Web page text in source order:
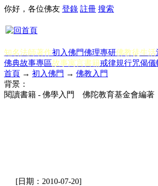
你好，各位佛友 登錄 註冊 搜索
知名法師著作初入佛門佛理專研佛教徒生活
佛典故事專區故事寓言書籍戒律規行咒偈儀
首頁 → 初入佛門 → 佛教入門
背景：
閱讀書籍 - 佛學入門 佛陀教育基金會編著
[日期：2010-07-20]